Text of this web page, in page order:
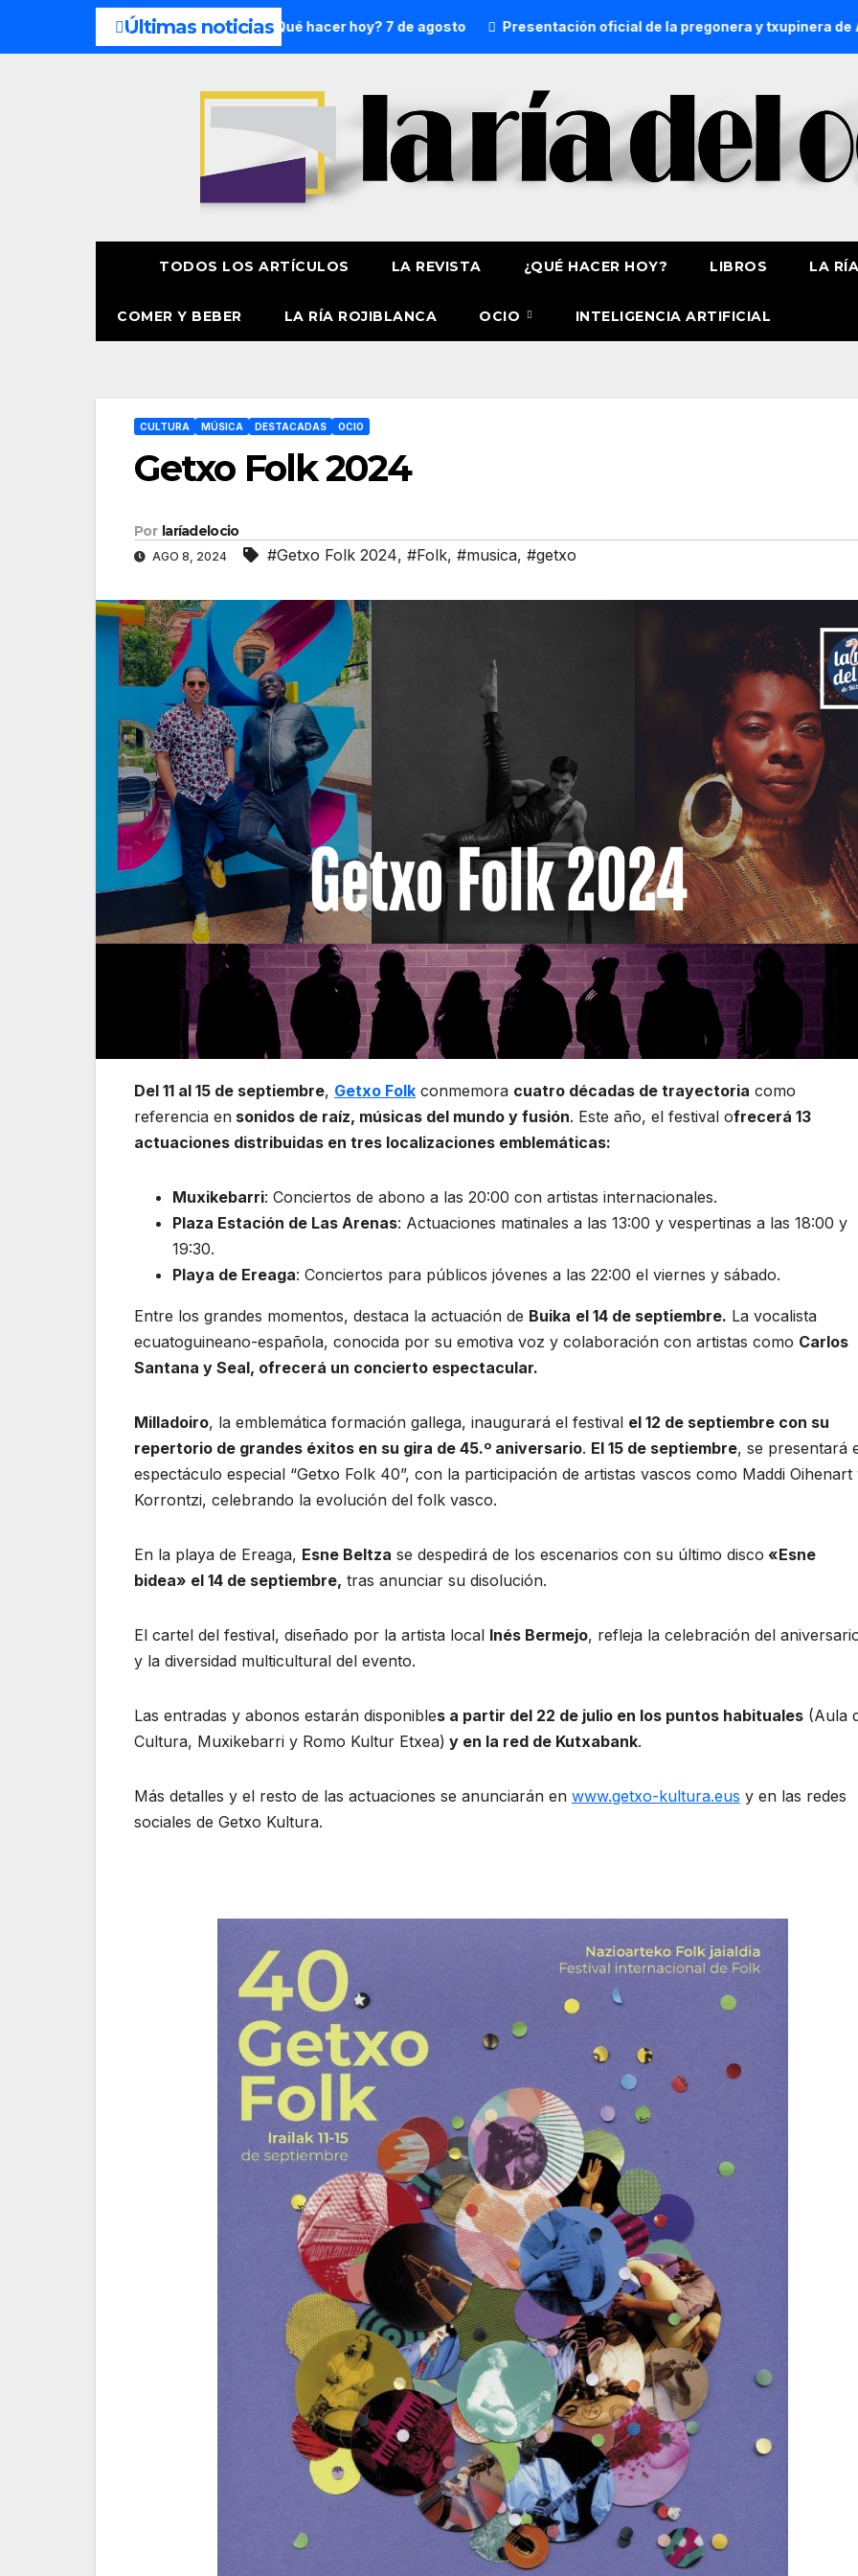
Últimas noticias
8 y 9 de agosto ¿Qué hacer hoy? 7 de agosto Presentación oficial de la pregonera y txupinera de Aste
TODOS LOS ARTÍCULOS LA REVISTA ¿QUÉ HACER HOY? LIBROS LA
COMER Y BEBER LA RÍA ROJIBLANCA OCIO INTELIGENCIA ARTIFICIAL
CULTURA MÚSICA DESTACADAS OCIO
Getxo Folk 2024
Por laríadelocio
AGO 8, 2024 #Getxo Folk 2024, #Folk, #musica, #getxo
Del 11 al 15 de septiembre, Getxo Folk conmemora cuatro décadas de trayectoria como
referencia en sonidos de raíz, músicas del mundo y fusión. Este año, el festival ofrecerá 13
actuaciones distribuidas en tres localizaciones emblemáticas:
Muxikebarri: Conciertos de abono a las 20:00 con artistas internacionales.
Plaza Estación de Las Arenas: Actuaciones matinales a las 13:00 y vespertinas a las 18:00 y
19:30.
Playa de Ereaga: Conciertos para públicos jóvenes a las 22:00 el viernes y sábado.
Entre los grandes momentos, destaca la actuación de Buika el 14 de septiembre. La vocalista
ecuatoguineano-española, conocida por su emotiva voz y colaboración con artistas como Carlos
Santana y Seal, ofrecerá un concierto espectacular.
Milladoiro, la emblemática formación gallega, inaugurará el festival el 12 de septiembre con su
repertorio de grandes éxitos en su gira de 45.º aniversario. El 15 de septiembre, se presentará
espectáculo especial “Getxo Folk 40”, con la participación de artistas vascos como Maddi Oihenart
Korrontzi, celebrando la evolución del folk vasco.
En la playa de Ereaga, Esne Beltza se despedirá de los escenarios con su último disco «Esne
bidea» el 14 de septiembre, tras anunciar su disolución.
El cartel del festival, diseñado por la artista local Inés Bermejo, refleja la celebración del
y la diversidad multicultural del evento.
Las entradas y abonos estarán disponibles a partir del 22 de julio en los puntos habituales (Aula
Cultura, Muxikebarri y Romo Kultur Etxea) y en la red de Kutxabank.
Más detalles y el resto de las actuaciones se anunciarán en www.getxo-kultura.eus y en las redes
sociales de Getxo Kultura.